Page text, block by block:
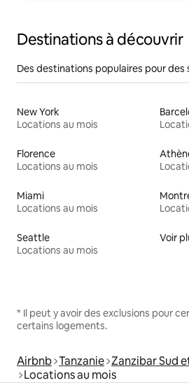
Destinations à découvrir
Des destinations populaires pour des
New York
Locations au mois
Florence
Locations au mois
Miami
Locations au mois
Seattle
Locations au mois
Voir
* Il peut y avoir des exclusions pour
certains logements.
Airbnb Tanzanie Zanzibar Sud
Locations au mois